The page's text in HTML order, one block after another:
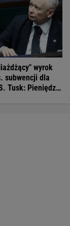
wyrok
subwencji dla
Tusk: Pieniędzy